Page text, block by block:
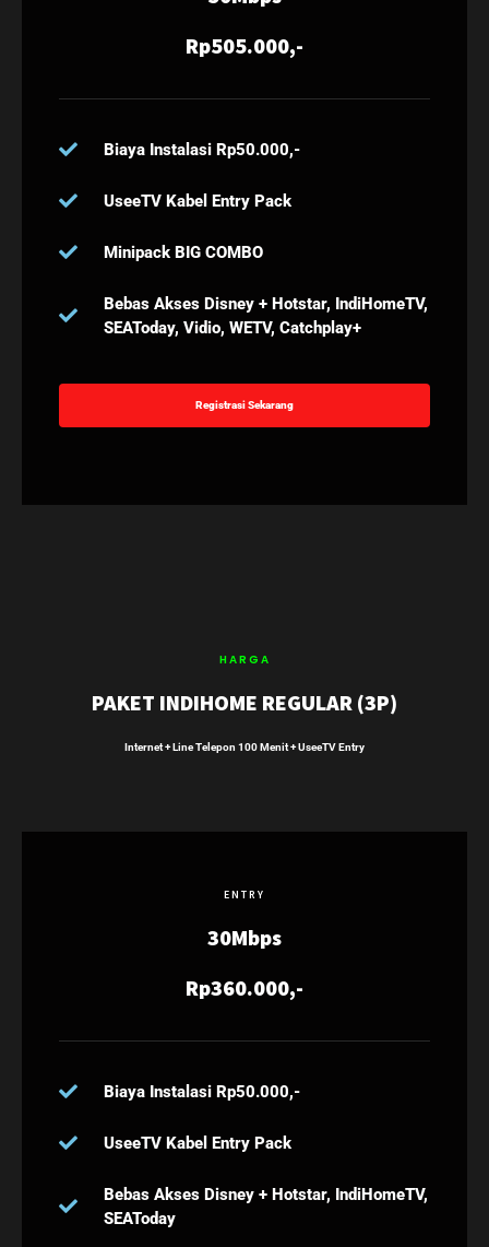
Rp505.000,-
Biaya Instalasi Rp50.000,-
UseeTV Kabel Entry Pack
Minipack BIG COMBO
Bebas Akses Disney + Hotstar, IndiHomeTV,
SEAToday, Vidio, WETV, Catchplay+
Registrasi Sekarang
HARGA
PAKET INDIHOME REGULAR (3P)
Internet + Line Telepon 100 Menit + UseeTV Entry
ENTRY
30Mbps
Rp360.000,-
Biaya Instalasi Rp50.000,-
UseeTV Kabel Entry Pack
Bebas Akses Disney + Hotstar, IndiHomeTV,
SEAToday